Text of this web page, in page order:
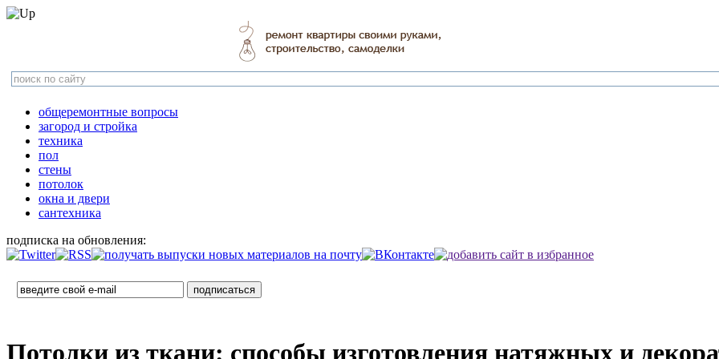
общеремонтные вопросы
загород и стройка
техника
пол
стены
потолок
окна и двери
сантехника
подписка на обновления:
Потолки из ткани: способы изготовления натяжных и